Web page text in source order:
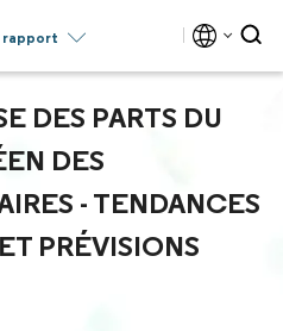
rapport
DES PARTS DU
DES
- TENDANCES
PRÉVISIONS